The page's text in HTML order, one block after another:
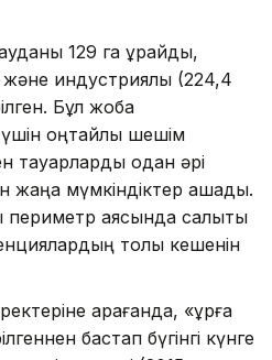
129 га құрайды,
және индустриялық (224,4
Бұл жоба
оңтайлы шешім
тауарларды одан әрі
жаңа мүмкіндіктер ашады.
аясында салықтық
толық кешенін
қарағанда, «құрғақ
бастап бүгінгі күнге